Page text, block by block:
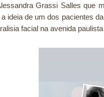
Grassi Salles que
ideia de um dos pacientes
facial na avenida